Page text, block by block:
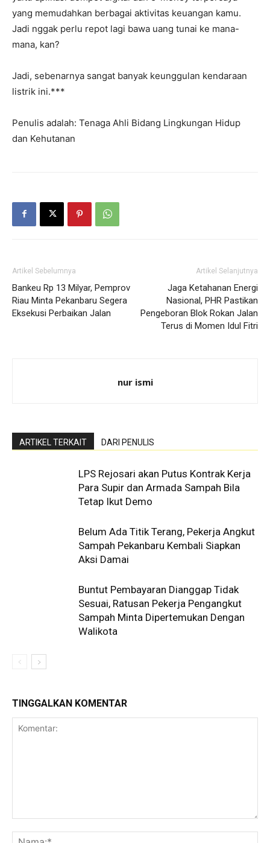
yang memudahkan berbagai aktivitas keuangan kamu.
Jadi nggak perlu repot lagi bawa uang tunai ke mana-
mana, kan?
Jadi, sebenarnya sangat banyak keunggulan kendaraan
listrik ini.***
Penulis adalah: Tenaga Ahli Bidang Lingkungan Hidup
dan Kehutanan
Artikel Sebelumnya
Bankeu Rp 13 Milyar, Pemprov
Riau Minta Pekanbaru Segera
Eksekusi Perbaikan Jalan
Artikel Selanjutnya
Jaga Ketahanan Energi
Nasional, PHR Pastikan
Pengeboran Blok Rokan Jalan
Terus di Momen Idul Fitri
nur ismi
ARTIKEL TERKAIT DARI PENULIS
LPS Rejosari akan Putus Kontrak Kerja
Para Supir dan Armada Sampah Bila
Tetap Ikut Demo
Belum Ada Titik Terang, Pekerja Angkut
Sampah Pekanbaru Kembali Siapkan
Aksi Damai
Buntut Pembayaran Dianggap Tidak
Sesuai, Ratusan Pekerja Pengangkut
Sampah Minta Dipertemukan Dengan
Walikota
TINGGALKAN KOMENTAR